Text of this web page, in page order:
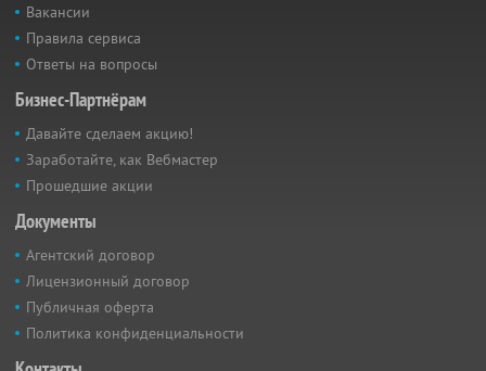
Вакансии
Правила сервиса
Ответы на вопросы
Бизнес-Партнёрам
Давайте сделаем акцию!
Заработайте, как Вебмастер
Прошедшие акции
Документы
Агентский договор
Лицензионный договор
Публичная оферта
Политика конфиденциальности